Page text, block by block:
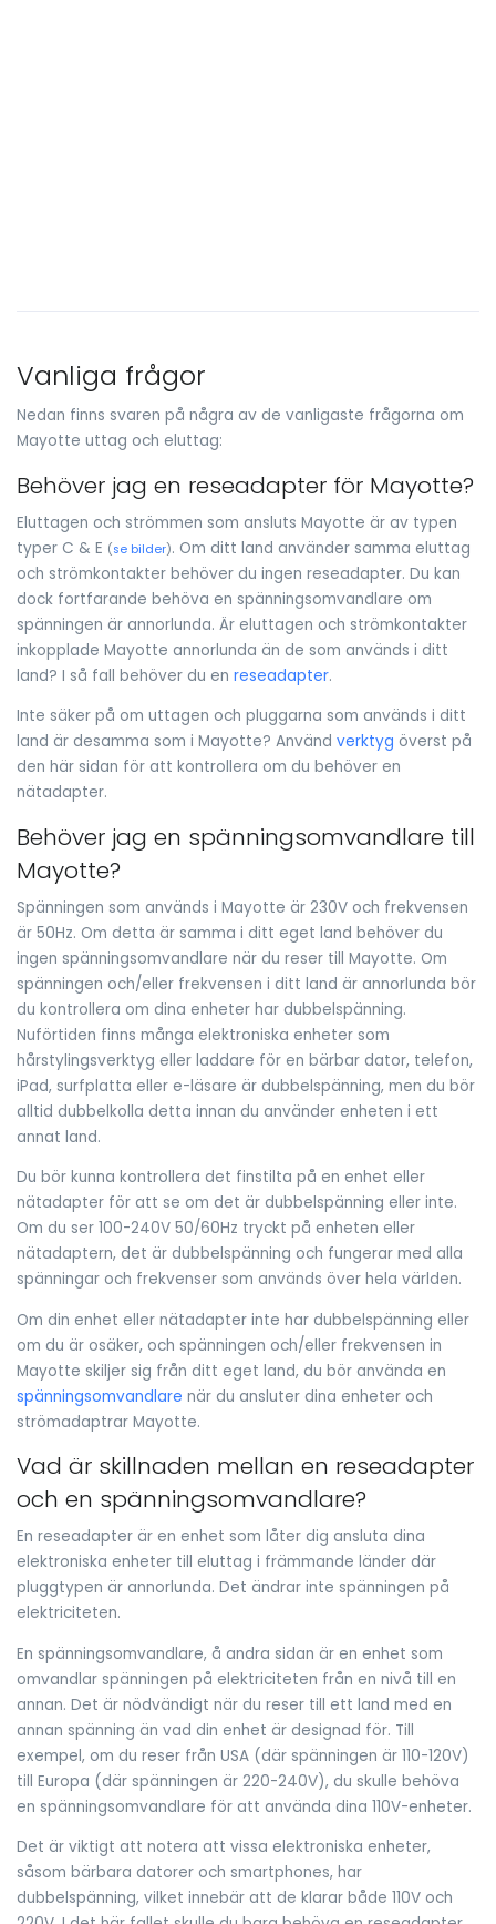
Vanliga frågor
Nedan finns svaren på några av de vanligaste frågorna om
Mayotte uttag och eluttag:
Behöver jag en reseadapter för Mayotte?
Eluttagen och strömmen som ansluts Mayotte är av typen
typer C & E (se bilder). Om ditt land använder samma eluttag
och strömkontakter behöver du ingen reseadapter. Du kan
dock fortfarande behöva en spänningsomvandlare om
spänningen är annorlunda. Är eluttagen och strömkontakter
inkopplade Mayotte annorlunda än de som används i ditt
land? I så fall behöver du en reseadapter.
Inte säker på om uttagen och pluggarna som används i ditt
land är desamma som i Mayotte? Använd verktyg överst på
den här sidan för att kontrollera om du behöver en
nätadapter.
Behöver jag en spänningsomvandlare till
Mayotte?
Spänningen som används i Mayotte är 230V och frekvensen
är 50Hz. Om detta är samma i ditt eget land behöver du
ingen spänningsomvandlare när du reser till Mayotte. Om
spänningen och/eller frekvensen i ditt land är annorlunda bör
du kontrollera om dina enheter har dubbelspänning.
Nuförtiden finns många elektroniska enheter som
hårstylingsverktyg eller laddare för en bärbar dator, telefon,
iPad, surfplatta eller e-läsare är dubbelspänning, men du bör
alltid dubbelkolla detta innan du använder enheten i ett
annat land.
Du bör kunna kontrollera det finstilta på en enhet eller
nätadapter för att se om det är dubbelspänning eller inte.
Om du ser 100-240V 50/60Hz tryckt på enheten eller
nätadaptern, det är dubbelspänning och fungerar med alla
spänningar och frekvenser som används över hela världen.
Om din enhet eller nätadapter inte har dubbelspänning eller
om du är osäker, och spänningen och/eller frekvensen in
Mayotte skiljer sig från ditt eget land, du bör använda en
spänningsomvandlare när du ansluter dina enheter och
strömadaptrar Mayotte.
Vad är skillnaden mellan en reseadapter
och en spänningsomvandlare?
En reseadapter är en enhet som låter dig ansluta dina
elektroniska enheter till eluttag i främmande länder där
pluggtypen är annorlunda. Det ändrar inte spänningen på
elektriciteten.
En spänningsomvandlare, å andra sidan är en enhet som
omvandlar spänningen på elektriciteten från en nivå till en
annan. Det är nödvändigt när du reser till ett land med en
annan spänning än vad din enhet är designad för. Till
exempel, om du reser från USA (där spänningen är 110-120V)
till Europa (där spänningen är 220-240V), du skulle behöva
en spänningsomvandlare för att använda dina 110V-enheter.
Det är viktigt att notera att vissa elektroniska enheter,
såsom bärbara datorer och smartphones, har
dubbelspänning, vilket innebär att de klarar både 110V och